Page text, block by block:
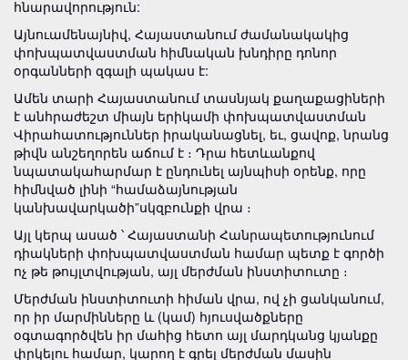
հնարավորություն:
Այնուամենայնիվ, Հայաստանում ժամանակակից
փոխպատվաստման հիմնական խնդիրը դոնոր
օրգանների զգալի պակաս է:
Ամեն տարի Հայաստանում տասնյակ քաղաքացիների
է անհրաժեշտ միայն երիկամի փոխպատվաստման
Վիրահատություններ իրականացնել, եւ, ցավոք, նրանց
թիվն անշեղորեն աճում է ։ Դրա հետևանքով
նպատակահարմար է ընդունել այնպիսի օրենք, որը
հիմնված լինի “համաձայնության
կանխավարկածի”սկզբունքի վրա ։
Այլ կերպ ասած ՝ Հայաստանի Հանրապետությունում
դիակների փոխպատվաստման համար պետք է գործի
ոչ թե թույլտվության, այլ մերժման ինստիտուտը ։
Մերժման ինստիտուտի հիման վրա, ով չի ցանկանում,
որ իր մարմինները և (կամ) հյուսվածքները
օգտագործվեն իր մահից հետո այլ մարդկանց կյանքը
փրկելու համար, կարող է գրել մերժման մասին